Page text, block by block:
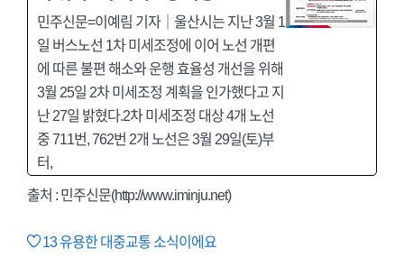
민주신문=이예림 기자｜울산시는 지난 3월 1
일 버스노선 1차 미세조정에 이어 노선 개편
에 따른 불편 해소와 운행 효율성 개선을 위해
3월 25일 2차 미세조정 계획을 인가했다고 지
난 27일 밝혔다.2차 미세조정 대상 4개 노선
중 711번, 762번 2개 노선은 3월 29일(토)부
터,
출처 : 민주신문(http://www.iminju.net)
13유용한 대중교통 소식이에요